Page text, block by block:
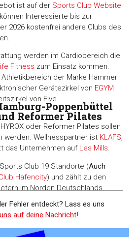
ist auf der Sports Club Website
Interessierte bis zur
2026 kostenfrei andere Clubs des
werden im Cardiobereich die
Fitness zum Einsatz kommen.
der Marke Hammer
Gerätezirkel von EGYM
von Five.
Poppenbüttel
Reformer Pilates
oder Reformer Pilates sollen
werden. Wellnesspartner ist KLAFS,
das Unternehmen auf Les Mills.
Club 19 Standorte (Auch
Hafencity) und zählt zu den
im Norden Deutschlands.
Fehler entdeckt? Lass es uns
auf deine Nachricht!